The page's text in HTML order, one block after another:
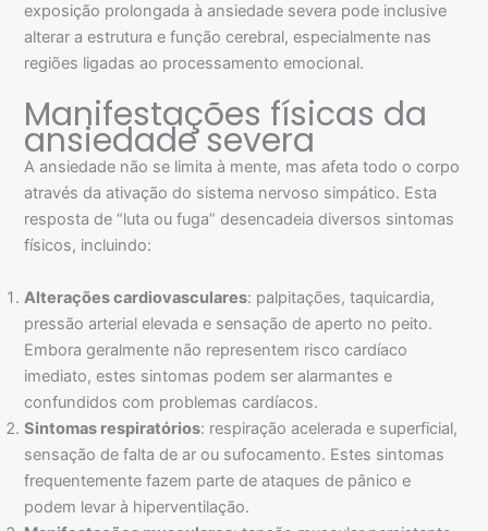
exposição prolongada à ansiedade severa pode inclusive
alterar a estrutura e função cerebral, especialmente nas
regiões ligadas ao processamento emocional.
Manifestações físicas da
ansiedade severa
A ansiedade não se limita à mente, mas afeta todo o corpo
através da ativação do sistema nervoso simpático. Esta
resposta de “luta ou fuga” desencadeia diversos sintomas
físicos, incluindo:
Alterações cardiovasculares: palpitações, taquicardia,
pressão arterial elevada e sensação de aperto no peito.
Embora geralmente não representem risco cardíaco
imediato, estes sintomas podem ser alarmantes e
confundidos com problemas cardíacos.
Sintomas respiratórios: respiração acelerada e superficial,
sensação de falta de ar ou sufocamento. Estes sintomas
frequentemente fazem parte de ataques de pânico e
podem levar à hiperventilação.